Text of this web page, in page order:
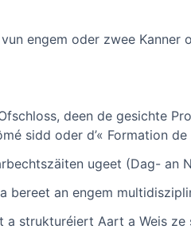
engem oder zwee Kanner
deen de gesichte
sidd oder d’« Formation
ugeet (Dag- an
bereet an engem
a strukturéiert Aart a Weis ze